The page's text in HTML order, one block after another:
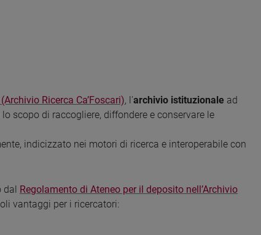
Ricerca Ca’Foscari), l'archivio istituzionale ad
scopo di raccogliere, diffondere e conservare le
indicizzato nei motori di ricerca e interoperabile con
dal Regolamento di Ateneo per il deposito nell’Archivio
vantaggi per i ricercatori: